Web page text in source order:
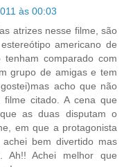
às 00:03
atrizes nesse filme, são
americano de
comparado com
grupo de amigas e tem
acho que não
citado. A cena que
as duas disputam o
em que a protagonista
bem divertido mas
Ah!! Achei melhor que